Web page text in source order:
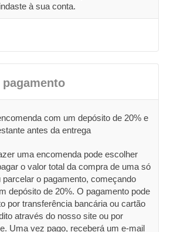
à sua conta.
com um depósito de 20% e
antes da entrega
uma encomenda pode escolher
o valor total da compra de uma só
parcelar o pagamento, começando
depósito de 20%. O pagamento pode
por transferência bancária ou cartão
através do nosso site ou por
Uma vez pago, receberá um e-mail